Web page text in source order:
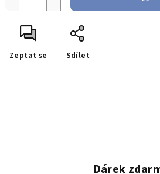
Zeptat se Sdílet
Dárek